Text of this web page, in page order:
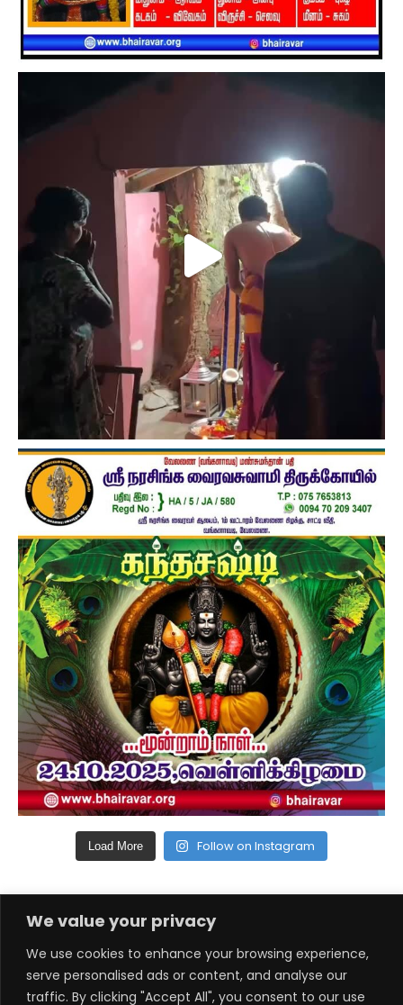
We value your privacy
We use cookies to enhance your browsing experience,
serve personalised ads or content, and analyse our
traffic. By clicking "Accept All", you consent to our use
Load More Follow on Instagram
பாதுகாக்கப்பட்டவை.
கோவிலில் கண்காணிப்பு கேமரா பொருத்தப்பட்டுள்ளது